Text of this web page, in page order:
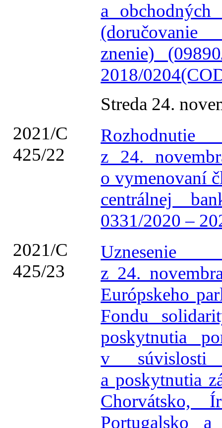
a obchodných
(doručovanie
znenie)
2018/
Streda 24.
2021/C
425/22
z 24.
o vymenovaní
centrálnej
0331/2020 –
2021/C
425/23
Uznesenie
z 24.
Európskeho
Fondu
poskytnutia
v súvislosti
a poskytnutia
Chorvátsko,
Portugalsko